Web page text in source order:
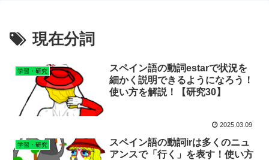
現在分詞
学習・研究
スペイン語の動詞estarで状況を
細かく説明できるようになろう！
使い方を解説！【研究30】
2025.03.09
学習・研究
スペイン語の動詞irは多くのニュ
アンスで「行く」を表す！使い方